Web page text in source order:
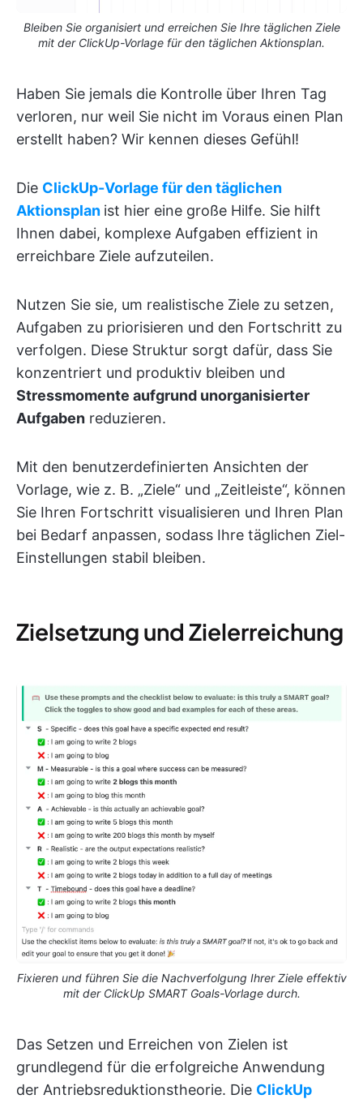
Bleiben Sie organisiert und erreichen Sie Ihre täglichen Ziele
mit der ClickUp-Vorlage für den täglichen Aktionsplan.
Haben Sie jemals die Kontrolle über Ihren Tag
verloren, nur weil Sie nicht im Voraus einen Plan
erstellt haben? Wir kennen dieses Gefühl!
Die ClickUp-Vorlage für den täglichen
Aktionsplan ist hier eine große Hilfe. Sie hilft
Ihnen dabei, komplexe Aufgaben effizient in
erreichbare Ziele aufzuteilen.
Nutzen Sie sie, um realistische Ziele zu setzen,
Aufgaben zu priorisieren und den Fortschritt zu
verfolgen. Diese Struktur sorgt dafür, dass Sie
konzentriert und produktiv bleiben und
Stressmomente aufgrund unorganisierter
Aufgaben reduzieren.
Mit den benutzerdefinierten Ansichten der
Vorlage, wie z. B. „Ziele“ und „Zeitleiste“, können
Sie Ihren Fortschritt visualisieren und Ihren Plan
bei Bedarf anpassen, sodass Ihre täglichen Ziel-
Einstellungen stabil bleiben.
Zielsetzung und Zielerreichung
Fixieren und führen Sie die Nachverfolgung Ihrer Ziele effektiv
mit der ClickUp SMART Goals-Vorlage durch.
Das Setzen und Erreichen von Zielen ist
grundlegend für die erfolgreiche Anwendung
der Antriebsreduktionstheorie. Die ClickUp